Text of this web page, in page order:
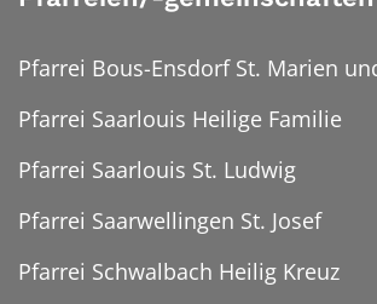
Pfarrei Bous-Ensdorf St. Marien
Pfarrei Saarlouis Heilige Familie
Pfarrei Saarlouis St. Ludwig
Pfarrei Saarwellingen St. Josef
Pfarrei Schwalbach Heilig Kreuz